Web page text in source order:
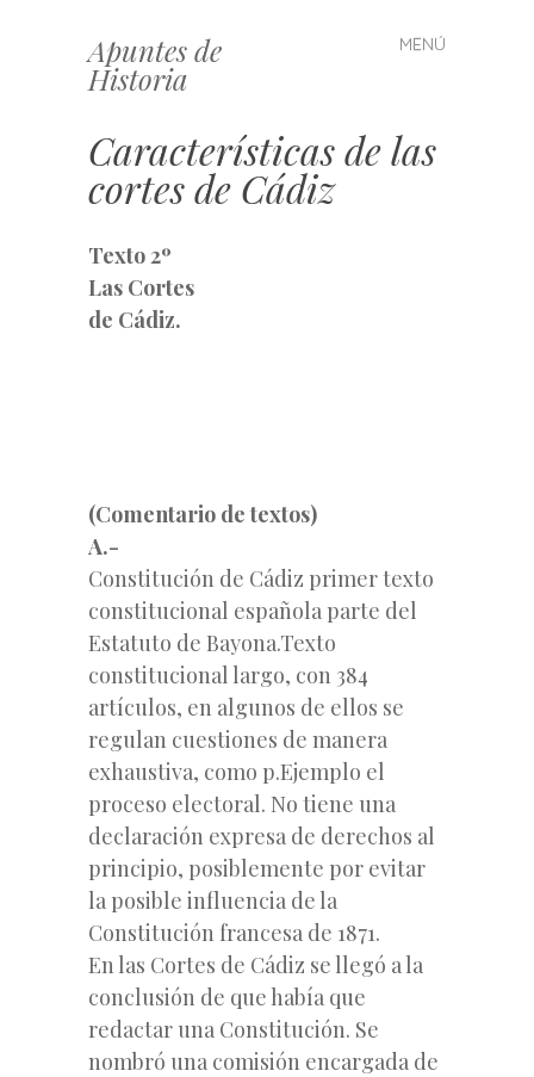
Apuntes de
Historia
MENÚ
Saltar
al
Características de las
cortes de Cádiz
Texto 2º
Las Cortes
de Cádiz.
(Comentario de textos)
A.-
Constitución de Cádiz primer texto
constitucional española parte del
Estatuto de Bayona.Texto
constitucional largo, con 384
artículos, en algunos de ellos se
regulan cuestiones de manera
exhaustiva, como p.Ejemplo el
proceso electoral. No tiene una
declaración expresa de derechos al
principio, posiblemente por evitar
la posible influencia de la
Constitución francesa de 1871.
En las Cortes de Cádiz se llegó a la
conclusión de que había que
redactar una Constitución. Se
nombró una comisión encargada de